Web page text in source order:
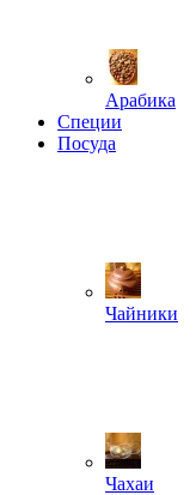
Арабика
Специи
Посуда
Чайники
Чахаи